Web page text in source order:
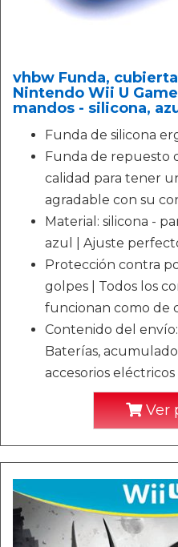
vhbw Funda,
Nintendo Wii U
mandos - silicona,
Funda de silicona
Funda de repuesto
calidad para tener
agradable con su
Material: silicona -
azul | Ajuste
Protección contra
golpes | Todos los
funcionan como de
Contenido del envío:
Baterías,
accesorios
Ver